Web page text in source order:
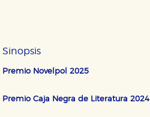
Sinopsis
Premio Novelpol 2025
Premio Caja Negra de Literatura 2024